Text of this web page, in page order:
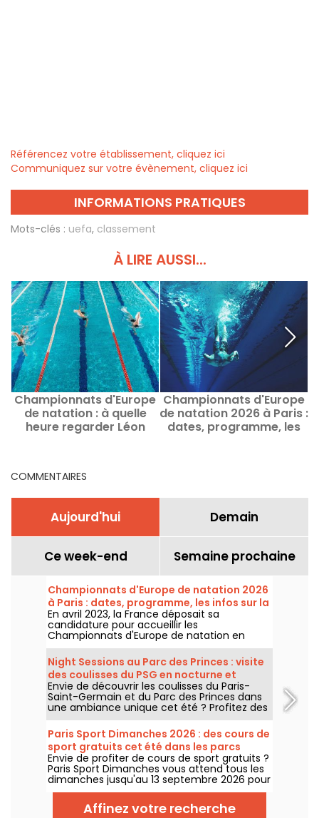
Référencez votre établissement, cliquez ici
Communiquez sur votre évènement, cliquez ici
INFORMATIONS PRATIQUES
Mots-clés : uefa, classement
À LIRE AUSSI...
Championnats d'Europe
de natation : à quelle
heure regarder Léon
Championnats d'Europe
de natation 2026 à Paris :
dates, programme, les
COMMENTAIRES
Aujourd'hui Demain
Ce week-end Semaine prochaine
Championnats d'Europe de natation 2026
à Paris : dates, programme, les infos sur la
compétition
En avril 2023, la France déposait sa
candidature pour accueillir les
Championnats d'Europe de natation en
2026. Du 31 juillet au 16 août, le Centre
Aquatique Olympique vous attend pour
encourager nos nageurs. Voici toutes les
informations à connaître sur la compétition
et les épreuves !
Night Sessions au Parc des Princes : visite
des coulisses du PSG en nocturne et
guinguette festive avec DJ sets
Envie de découvrir les coulisses du Paris-
Saint-Germain et du Parc des Princes dans
une ambiance unique cet été ? Profitez des
night sessions pour accéder au stade de
nuit et profiter de nombreuses animations
festives. Voici le programme pour cet été
2026 !
Paris Sport Dimanches 2026 : des cours de
sport gratuits cet été dans les parcs
parisiens
Envie de profiter de cours de sport gratuits ?
Paris Sport Dimanches vous attend tous les
dimanches jusqu'au 13 septembre 2026 pour
des séances sportives gratuites et sans
inscription !Affinez votre recherche